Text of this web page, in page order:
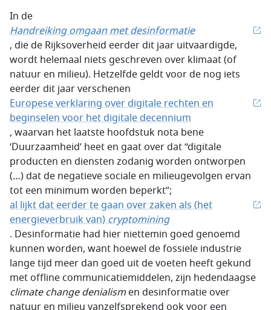
In de
Handreiking omgaan met desinformatie
, die de Rijksoverheid eerder dit jaar uitvaardigde,
wordt helemaal niets geschreven over klimaat (of
natuur en milieu). Hetzelfde geldt voor de nog iets
eerder dit jaar verschenen
Europese verklaring over digitale rechten en
beginselen voor het digitale decennium
, waarvan het laatste hoofdstuk nota bene
‘Duurzaamheid’ heet en gaat over dat “digitale
producten en diensten zodanig worden ontworpen
(…) dat de negatieve sociale en milieugevolgen ervan
tot een minimum worden beperkt”;
al lijkt dat eerder te gaan over zaken als (het
energieverbruik van)cryptomining
. Desinformatie had hier niettemin goed genoemd
kunnen worden, want hoewel de fossiele industrie
lange tijd meer dan goed uit de voeten heeft gekund
met offline communicatiemiddelen, zijn hedendaagse
climate change denialismen desinformatie over
natuur en milieu vanzelfsprekend ook voor een